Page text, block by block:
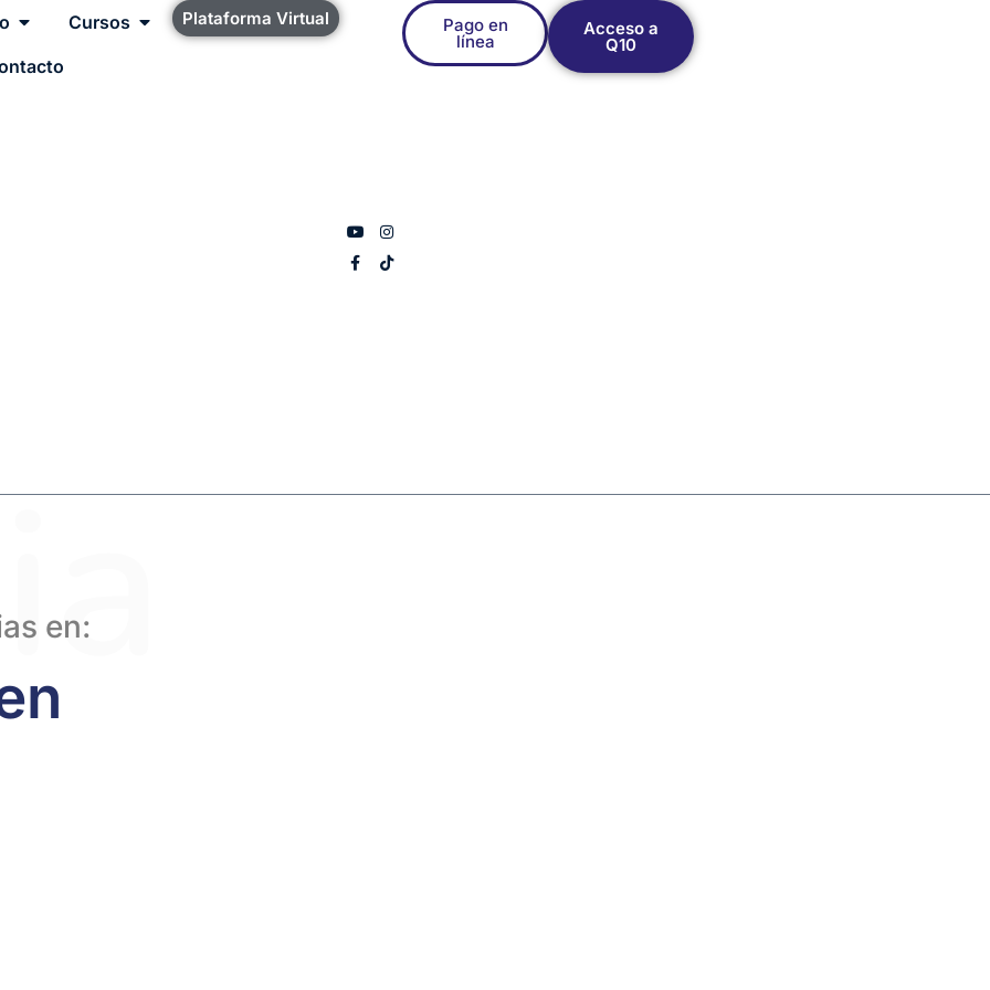
Cursos
Plataforma Virtual Pago en
línea
Acceso a
Q10
en: